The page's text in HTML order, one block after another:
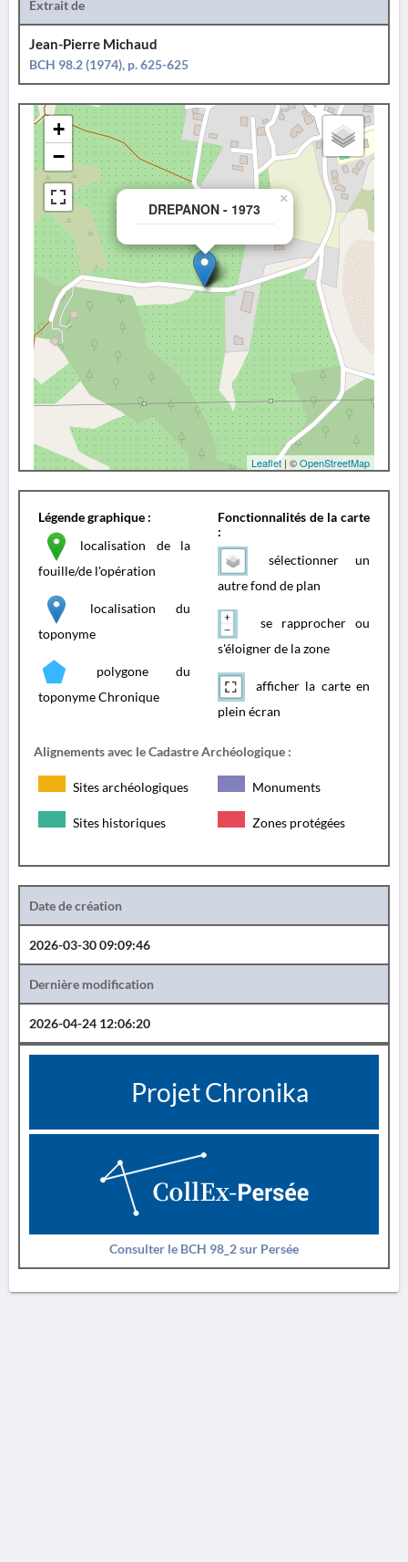
Extrait de
Jean-Pierre Michaud
BCH 98.2 (1974), p. 625-625
DREPANON - 1973
×
+
−
Leaflet| ©OpenStreetMap
Légende graphique :
localisation de la
fouille/de l'opération
localisation du
toponyme
polygone du
toponyme Chronique
Fonctionnalités de la carte
:
sélectionner un
autre fond de plan
se rapprocher ou
s'éloigner de la zone
afficher la carte en
plein écran
Alignements avec le Cadastre Archéologique :
Sites archéologiques Monuments
Sites historiques Zones protégées
Date de création
2026-03-30 09:09:46
Dernière modification
2026-04-24 12:06:20
Projet Chronika
Consulter le BCH 98_2 sur Persée